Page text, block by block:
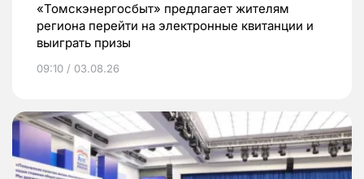
«Томскэнергосбыт» предлагает жителям
региона перейти на электронные квитанции и
выиграть призы
09:10 / 03.08.26